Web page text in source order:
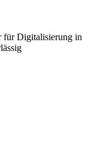
für Digitalisierung in